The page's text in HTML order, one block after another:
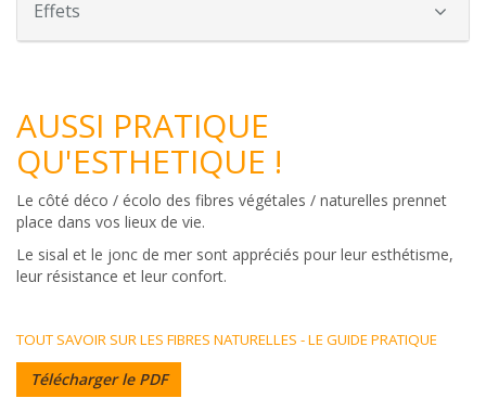
Effets
AUSSI PRATIQUE
QU'ESTHETIQUE !
Le côté déco / écolo des fibres végétales / naturelles prennet
place dans vos lieux de vie.
Le sisal et le jonc de mer sont appréciés pour leur esthétisme,
leur résistance et leur confort.
TOUT SAVOIR SUR LES FIBRES NATURELLES - LE GUIDE PRATIQUE
Télécharger le PDF